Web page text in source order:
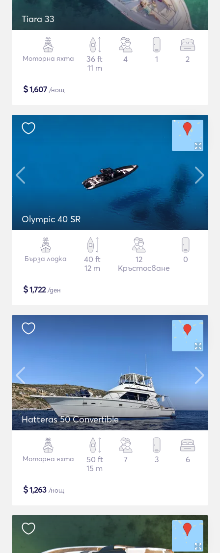
Tiara 33
Моторна яхта
36 ft
11 m
4 1 2
$1,607 /нощ
Olympic 40 SR
Бърза лодка
40 ft
12 m
12
Кръстосване
0
$1,722/ден
Hatteras 50 Convertible
Моторна яхта
50 ft
15 m
7 3 6
$1,263 /нощ